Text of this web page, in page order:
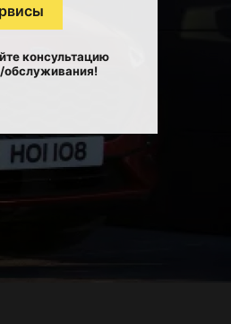
консультацию
обслуживания!